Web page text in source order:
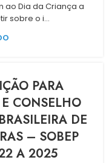
ao Dia da Criança a
sobre o i...
PARA
CONSELHO
DE
– SOBEP
A 2025